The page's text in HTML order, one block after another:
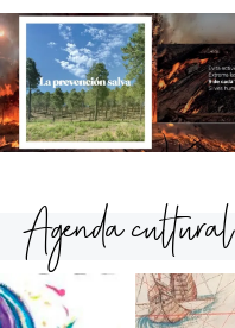
Agenda cultural